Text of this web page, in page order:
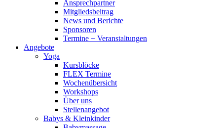
Ansprechpartner
Mitgliedsbeitrag
News und Berichte
Sponsoren
Termine + Veranstaltungen
Angebote
Yoga
Kursblöcke
FLEX Termine
Wochenübersicht
Workshops
Über uns
Stellenangebot
Babys & Kleinkinder